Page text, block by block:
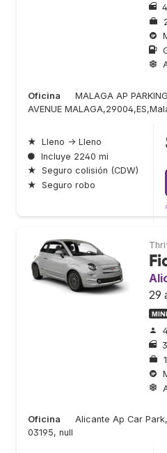
Oficina
MALAGA AP
AVENUE
★ Lleno → Lleno
● Incluye 2240 mi
★ Seguro colisión (CDW)
★ Seguro robo
29
MINI
Oficina
Alicante Ap Car
03195, null